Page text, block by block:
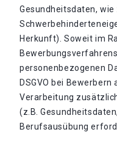
Gesundheitsdaten, wie
Herkunft). Soweit im
personenbezogenen
DSGVO bei
Verarbeitung
(z.B.
Berufsausübung